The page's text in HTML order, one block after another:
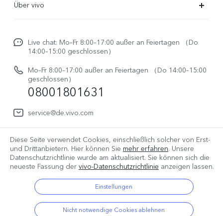
Service Center
IMEI-Authentifizierung
Reparaturerfassung
System Verbesserung
Benutzerhandbuch
Log aktualisieren
Garantiebestimmungen
Über vivo
Impressum
Rechtliche Hinweise
vivo Datenschutzcenter
Live chat: Mo–Fr 8:00–17:00 außer an Feiertagen （Do
14:00–15:00 geschlossen）
Mo–Fr 8:00–17:00 außer an Feiertagen （Do 14:00–15:00
geschlossen）
08001801631
service@de.vivo.com
Deutschland | Land/Region auswählen
© 2026 vivo Mobile Communication Co., Ltd. Alle Rechte
vorbehalten.
Datenschutz Bestimmungen
Cookie Richtlinie
Diese Seite verwendet Cookies, einschließlich solcher von Erst-
und Drittanbietern. Hier können Sie mehr erfahren. Unsere
Datenschutzrichtlinie wurde am aktualisiert. Sie können sich die
neueste Fassung der vivo-Datenschutzrichtlinie anzeigen lassen.
Einstellungen
Nicht notwendige Cookies ablehnen